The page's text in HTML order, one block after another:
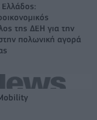
της ΔΕΗ για την
πολωνική αγορά